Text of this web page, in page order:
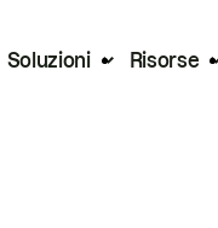
Soluzioni Risorse